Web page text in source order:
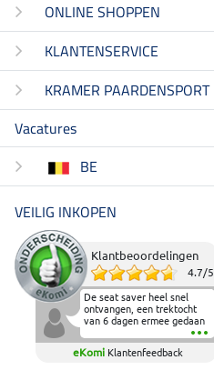
ONLINE SHOPPEN
KLANTENSERVICE
KRAMER PAARDENSPORT
Vacatures
BE
VEILIG INKOPEN
Klantbeoordelingen
4.7/5
De seat saver heel snel
ontvangen, een trektocht
van 6 dagen ermee gedaan
en deze heeft de beproeving
fantastisch doorstaan.
Heerlijk zacht om op te
eKomi Klantenfeedback